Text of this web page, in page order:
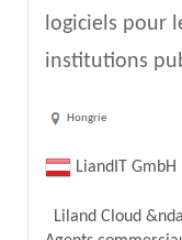
logiciels pour
institutions
Hongrie
LiandIT GmbH
Liland Cloud